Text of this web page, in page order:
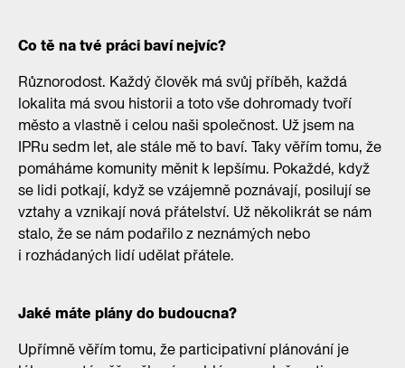
Co tě na tvé práci baví nejvíc?
Různorodost. Každý člověk má svůj příběh, každá
lokalita má svou historii a toto vše dohromady tvoří
město a vlastně i celou naši společnost. Už jsem na
IPRu sedm let, ale stále mě to baví. Taky věřím tomu, že
pomáháme komunity měnit k lepšímu. Pokaždé, když
se lidi potkají, když se vzájemně poznávají, posilují se
vztahy a vznikají nová přátelství. Už několikrát se nám
stalo, že se nám podařilo z neznámých nebo
i rozhádaných lidí udělat přátele.
Jaké máte plány do budoucna?
Upřímně věřím tomu, že participativní plánování je